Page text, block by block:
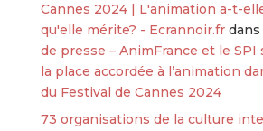
Cannes 2024 | L'animation a-t-
qu'elle mérite? - Ecrannoir.frdans
de presse – AnimFrance et le
la place accordée à l’animation
du Festival de Cannes 2024
73 organisations de la culture